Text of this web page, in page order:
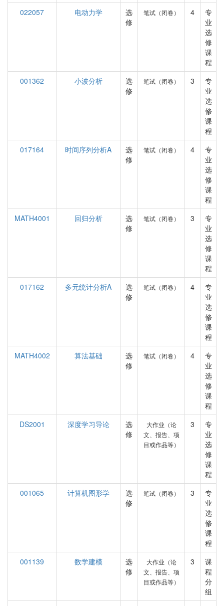
022057
电动力学
选
修
笔试（闭卷） 4
专
业
选
修
课
程
001362
小波分析
选
修
笔试（闭卷） 3
专
业
选
修
课
程
017164
时间序列分析A
选
修
笔试（闭卷） 4
专
业
选
修
课
程
MATH4001
回归分析
选
修
笔试（闭卷） 3
专
业
选
修
课
程
017162
多元统计分析A
选
修
笔试（闭卷） 4
专
业
选
修
课
程
MATH4002
算法基础
选
修
笔试（闭卷） 4
专
业
选
修
课
程
DS2001
深度学习导论
选
修
大作业（论
文、报告、项
目或作品等）
3
专
业
选
修
课
程
001065
计算机图形学
选
修
笔试（闭卷） 3
专
业
选
修
课
程
001139
数学建模
选
修
大作业（论
文、报告、项
目或作品等）
3
课
程
分
组